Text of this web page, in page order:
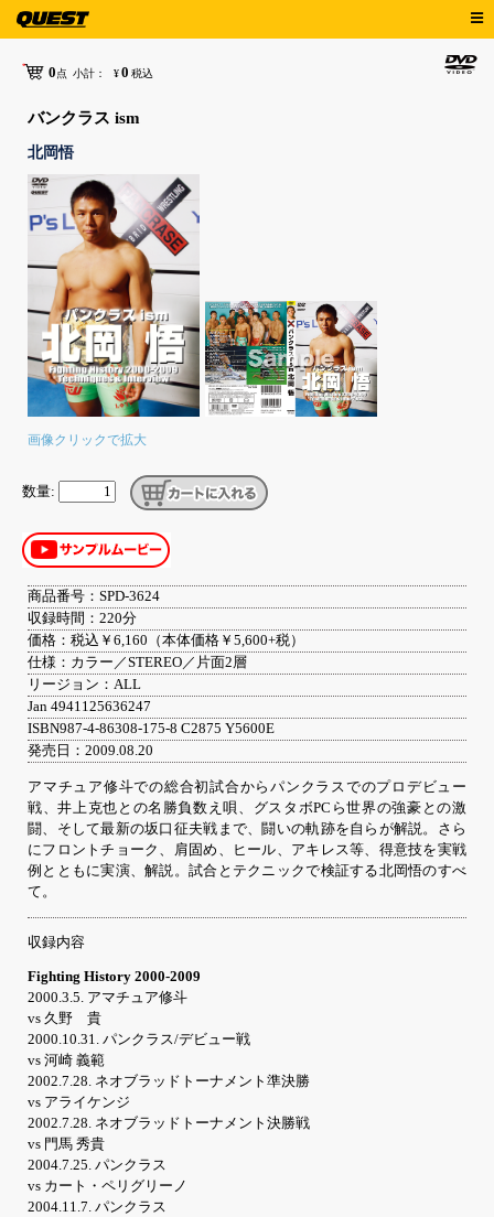
0点 小計： ¥0 税込
バンクラス ism
北岡悟
画像クリックで拡大
数量:
商品番号：SPD-3624
収録時間：220分
価格：税込￥6,160（本体価格￥5,600+税）
仕様：カラー／STEREO／片面2層
リージョン：ALL
Jan 4941125636247
ISBN987-4-86308-175-8 C2875 Y5600E
発売日：2009.08.20
アマチュア修斗での総合初試合からパンクラスでのプロデビュー
戦、井上克也との名勝負数え唄、グスタボPCら世界の強豪との激
闘、そして最新の坂口征夫戦まで、闘いの軌跡を自らが解説。さら
にフロントチョーク、肩固め、ヒール、アキレス等、得意技を実戦
例とともに実演、解説。試合とテクニックで検証する北岡悟のすべ
て。
収録内容
Fighting History 2000-2009
2000.3.5. アマチュア修斗
vs 久野 貴
2000.10.31. パンクラス/デビュー戦
vs 河崎 義範
2002.7.28. ネオブラッドトーナメント準決勝
vs アライケンジ
2002.7.28. ネオブラッドトーナメント決勝戦
vs 門馬 秀貴
2004.7.25. パンクラス
vs カート・ペリグリーノ
2004.11.7. パンクラス